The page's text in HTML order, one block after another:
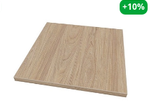
+10%